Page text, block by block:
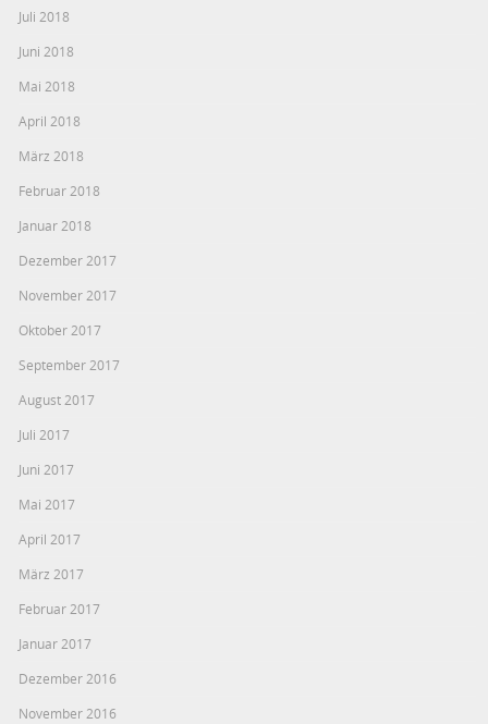
Juli 2018
Juni 2018
Mai 2018
April 2018
März 2018
Februar 2018
Januar 2018
Dezember 2017
November 2017
Oktober 2017
September 2017
August 2017
Juli 2017
Juni 2017
Mai 2017
April 2017
März 2017
Februar 2017
Januar 2017
Dezember 2016
November 2016